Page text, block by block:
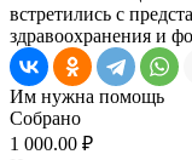
встретились с
здравоохранения и
Им нужна помощь
Собрано
1 000.00 ₽